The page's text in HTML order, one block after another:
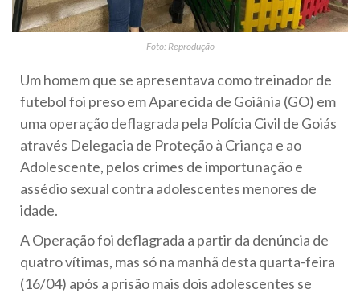
Foto: Reprodução
Um homem que se apresentava como treinador de
futebol foi preso em Aparecida de Goiânia (GO) em
uma operação deflagrada pela Polícia Civil de Goiás
através Delegacia de Proteção à Criança e ao
Adolescente, pelos crimes de importunação e
assédio sexual contra adolescentes menores de
idade.
A Operação foi deflagrada a partir da denúncia de
quatro vítimas, mas só na manhã desta quarta-feira
(16/04) após a prisão mais dois adolescentes se